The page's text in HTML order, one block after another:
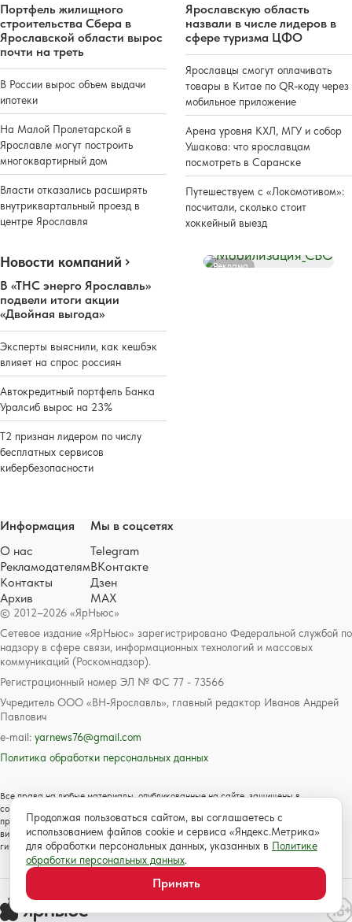
Портфель жилищного
строительства Сбера в
Ярославской области вырос
почти на треть
В России вырос объем выдачи
ипотеки
На Малой Пролетарской в
Ярославле могут построить
многоквартирный дом
Власти отказались расширять
внутриквартальный проезд в
центре Ярославля
Ярославскую область
назвали в числе лидеров в
сфере туризма ЦФО
Ярославцы смогут оплачивать
товары в Китае по QR-коду через
мобильное приложение
Арена уровня КХЛ, МГУ и собор
Ушакова: что ярославцам
посмотреть в Саранске
Путешествуем с «Локомотивом»:
посчитали, сколько стоит
хоккейный выезд
Новости компаний
В «ТНС энерго Ярославль»
подвели итоги акции
«Двойная выгода»
Эксперты выяснили, как кешбэк
влияет на спрос россиян
Автокредитный портфель Банка
Уралсиб вырос на 23%
Т2 признан лидером по числу
бесплатных сервисов
кибербезопасности
Реклама
© 2012–2026 «ЯрНьюс»
Сетевое издание «ЯрНьюс» зарегистрировано Федеральной службой по
надзору в сфере связи, информационных технологий и массовых
коммуникаций (Роскомнадзор).
Регистрационный номер ЭЛ № ФС 77 - 73566
Учредитель ООО «ВН-Ярославль», главный редактор Иванов Андрей
Павлович
e-mail: yarnews76@gmail.com
Политика обработки персональных данных
Все права на любые материалы, опубликованные на сайте, защищены в
соответствии с российским и международным законодательством об авторском
праве и смежных правах. Любое использование текстовых, фото, аудио и
видеоматериалов возможно только с согласия правообладателя с обязательной
гиперссылкой на сайт https://www.yarnews.net; Для детей старше 16 лет.
Информация
О нас
Рекламодателям
Контакты
Архив
Мы в соцсетях
Telegram
ВКонтакте
Дзен
MAX
Продолжая пользоваться сайтом, вы соглашаетесь с
использованием файлов cookie и сервиса «Яндекс.Метрика»
для обработки персональных данных, указанных в Политике
обработки персональных данных.
Принять